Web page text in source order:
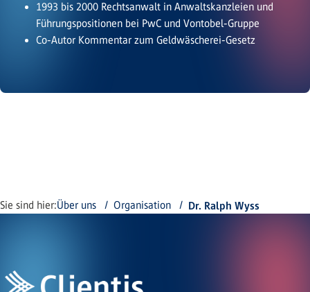
1993 bis 2000 Rechtsanwalt in Anwaltskanzleien und
Führungspositionen bei PwC und Vontobel-Gruppe
Co-Autor Kommentar zum Geldwäscherei-Gesetz
Sie sind hier:Über uns Organisation Dr. Ralph Wyss